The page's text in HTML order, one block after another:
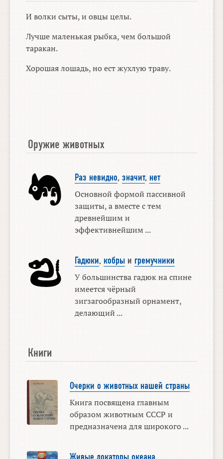
И волки сыты, и овцы целы.
Лучше маленькая рыбка, чем большой
таракан.
Хорошая лошадь, но ест жухлую траву.
Оружие животных
Раз невидно, значит, нет
Основной формой пассивной
защиты, а вместе с тем
древнейшим и
эффективнейшим ...
Гадюки, кобрыи гремучники
У большинства гадюк на спине
имеется чёрный
зигзагообразный орнамент,
делающий ...
Книги
Очерки о животных нашей страны
Книга посвящена главным
образом животным СССР и
пред­назначена для широкого ...